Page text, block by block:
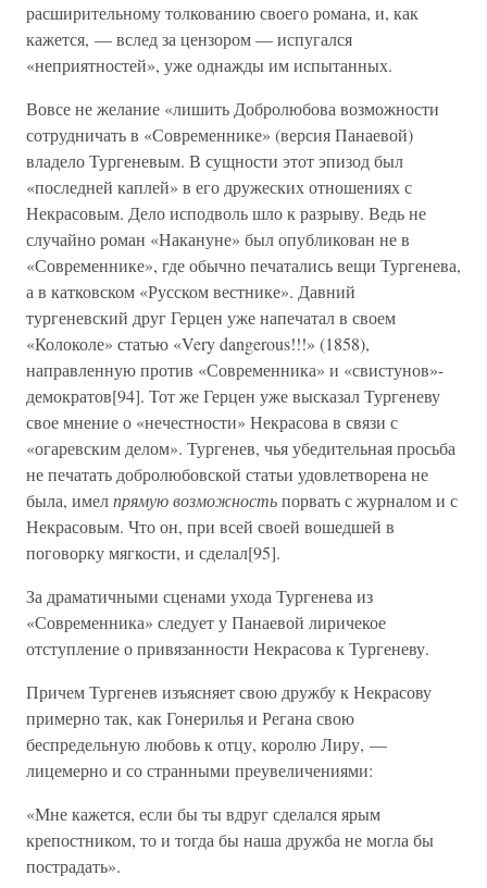
расширительному толкованию своего романа, и, как
кажется, — вслед за цензором — испугался
«неприятностей», уже однажды им испытанных.
Вовсе не желание «лишить Добролюбова возможности
сотрудничать в «Современнике» (версия Панаевой)
владело Тургеневым. В сущности этот эпизод был
«последней каплей» в его дружеских отношениях с
Некрасовым. Дело исподволь шло к разрыву. Ведь не
случайно роман «Накануне» был опубликован не в
«Современнике», где обычно печатались вещи Тургенева,
а в катковском «Русском вестнике». Давний
тургеневский друг Герцен уже напечатал в своем
«Колоколе» статью «Very dangerous!!!» (1858),
направленную против «Современника» и «свистунов»-
демократов[94]. Тот же Герцен уже высказал Тургеневу
свое мнение о «нечестности» Некрасова в связи с
«огаревским делом». Тургенев, чья убедительная просьба
не печатать добролюбовской статьи удовлетворена не
была, имелпрямую возможностьпорвать с журналом и с
Некрасовым. Что он, при всей своей вошедшей в
поговорку мягкости, и сделал[95].
За драматичными сценами ухода Тургенева из
«Современника» следует у Панаевой лиричекое
отступление о привязанности Некрасова к Тургеневу.
Причем Тургенев изъясняет свою дружбу к Некрасову
примерно так, как Гонерилья и Регана свою
беспредельную любовь к отцу, королю Лиру, —
лицемерно и со странными преувеличениями:
«Мне кажется, если бы ты вдруг сделался ярым
крепостником, то и тогда бы наша дружба не могла бы
пострадать».